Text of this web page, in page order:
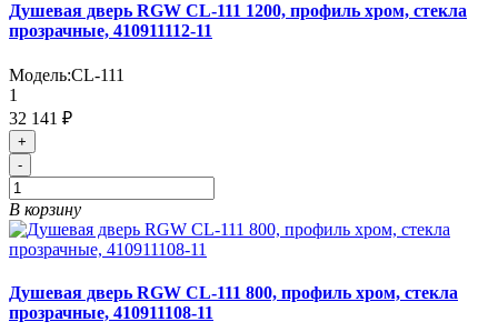
Душевая дверь RGW CL-111 1200, профиль хром, стекла
прозрачные, 410911112-11
Модель:CL-111
1
32 141 ₽
+
-
В корзину
Душевая дверь RGW CL-111 800, профиль хром, стекла
прозрачные, 410911108-11